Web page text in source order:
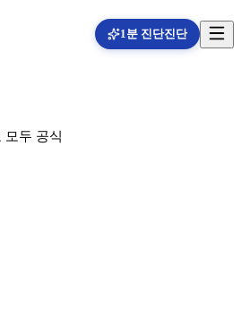
1분 진단진단
모두 공식